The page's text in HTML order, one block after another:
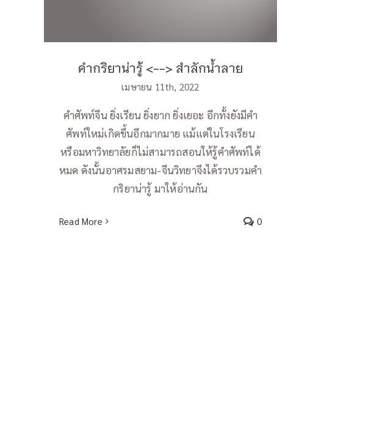
คำกริยาน่ารู้ <--> สำลักน้ำลาย
เมษายน 11th, 2022
คำศัพท์จีน ยิ่งเรียน ยิ่งยาก ยิ่งเยอะ อีกทั้งยังมีคำ
ศัพท์ใหม่เกิดขึ้นอีกมากมาย แม้แต่ในโรงเรียน
หรือมหาวิทยาลัยก็ไม่สามารถสอนให้รู้คำศัพท์ได้
หมด ดังนั้นอาศรมสยาม-จีนวิทยาจึงได้รวบรวมคำ
กริยาน่ารู้ มาให้อ่านกัน
Read More 0